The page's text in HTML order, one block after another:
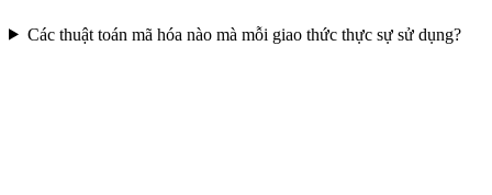
Các thuật toán mã hóa nào mà mỗi giao thức thực sự sử dụng?